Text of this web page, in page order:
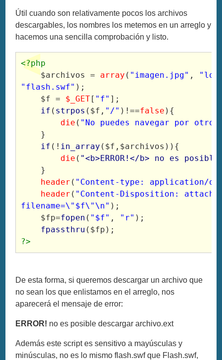
Útil cuando son relativamente pocos los archivos
descargables, los nombres los metemos en un arreglo y
hacemos una sencilla comprobación y listo.
<?php
$archivos
= array ( "imagen.jpg" ,
"flash.swf" );
$f = $_GET[ "f" ];
if ( strpos ( $f , "/" )!==false ){
die ( "No puedes navegar por
}
if (! in_array ( $f , $archivos )){
die ( "<b>ERROR!</b> no es
}
header ( "Content-type: application/
header ( "Content-Disposition:
filename=\"$f\"\n" );
$fp=fopen ( "$f" , "r" );
fpassthru ( $fp );
?>
De esta forma, si queremos descargar un archivo que
no sean los que enlistamos en el arreglo, nos
aparecerá el mensaje de error:
ERROR! no es posible descargar archivo.ext
Además este script es sensitivo a mayúsculas y
minúsculas, no es lo mismo flash.swf que Flash.swf,